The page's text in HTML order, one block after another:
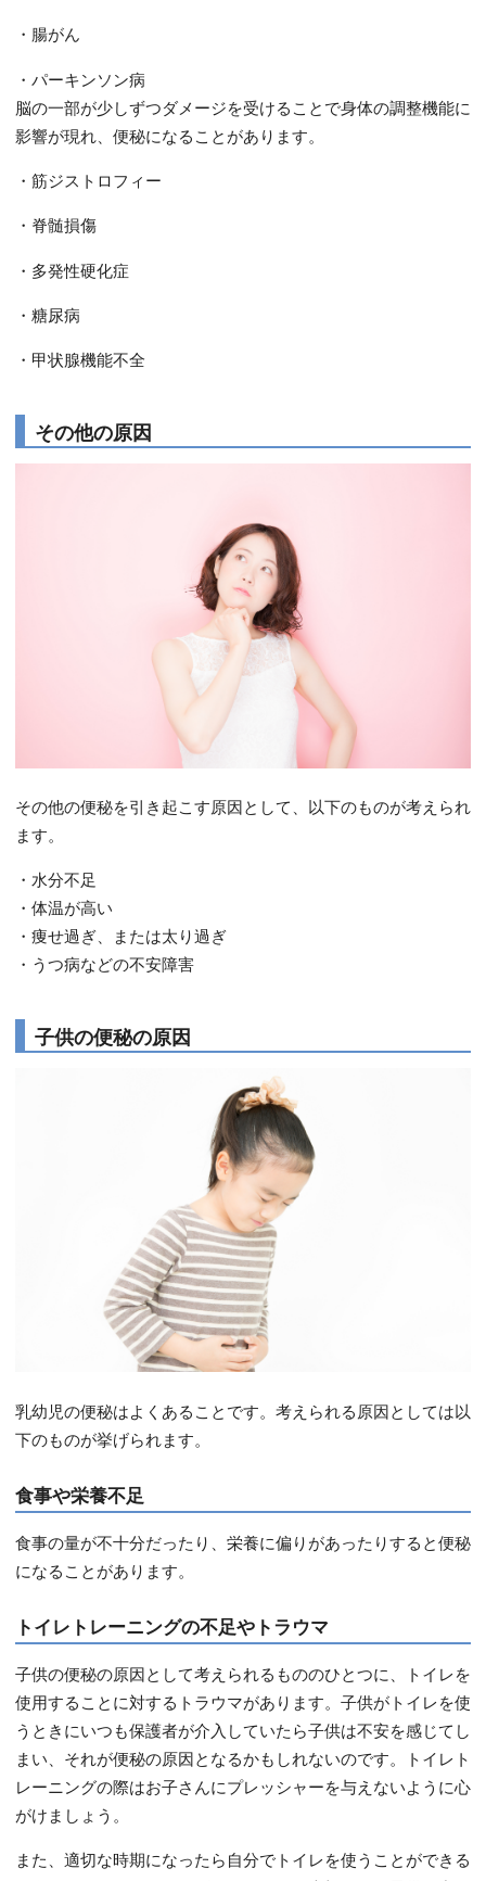
・腸がん
・パーキンソン病
脳の一部が少しずつダメージを受けることで身体の調整機能に
影響が現れ、便秘になることがあります。
・筋ジストロフィー
・脊髄損傷
・多発性硬化症
・糖尿病
・甲状腺機能不全
その他の原因
その他の便秘を引き起こす原因として、以下のものが考えられ
ます。
・水分不足
・体温が高い
・痩せ過ぎ、または太り過ぎ
・うつ病などの不安障害
子供の便秘の原因
乳幼児の便秘はよくあることです。考えられる原因としては以
下のものが挙げられます。
食事や栄養不足
食事の量が不十分だったり、栄養に偏りがあったりすると便秘
になることがあります。
トイレトレーニングの不足やトラウマ
子供の便秘の原因として考えられるもののひとつに、トイレを
使用することに対するトラウマがあります。子供がトイレを使
うときにいつも保護者が介入していたら子供は不安を感じてし
まい、それが便秘の原因となるかもしれないのです。トイレト
レーニングの際はお子さんにプレッシャーを与えないように心
がけましょう。
また、適切な時期になったら自分でトイレを使うことができる